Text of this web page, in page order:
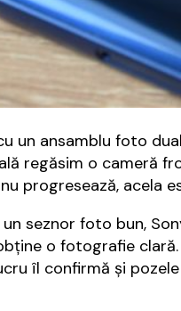
un ansamblu foto
regăsim o cameră
progresează, acela
seznor foto bun,
o fotografie
îl confirmă şi